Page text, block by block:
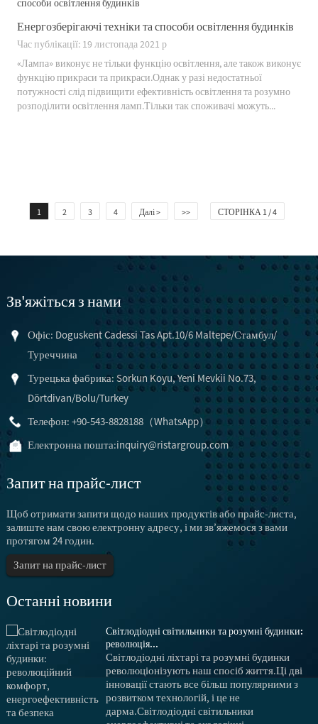
Енергозберігаючі техніки та способи освітлення будинків
Час публікації: 19 листопада 2021 р
«Лампа» виконує не тільки функцію освітлення, але також виконує
функцію прикраси та прикраси.Однак у разі недостатньої
потужності слід підвищити ефективність освітлення та розумно
розподілити освітлення ламп.Тільки так споживачі можуть...
1 2 3 4 Далі > >> СТОРІНКА 1 / 4
Зв'яжіться з нами
Офіс: Doguskent Cadessi Tas Apt.10/6 Maltepe/Стамбул/
Туреччина
Турецька фабрика: Sorkun Koyu, Yeni Mevkii No.73,
Dörtdivan/Bolu/Turkey
Телефон: +90-543-8828188（WhatsApp）
Електронна пошта:inquiry@ristargroup.com
Запит на прайс-лист
Щоб отримати запити щодо наших продуктів або прайс-листа,
залиште нам свою електронну адресу, і ми зв’яжемося з вами
протягом 24 годин.
Запит на прайс-лист
Останні новини
Світлодіодні світильники та розумні будинки:
революція...
Світлодіодні ліхтарі та розумні будинки
революціонізують наш спосіб життя.Ці дві
інновації стають все більш популярними з
розвитком технологій, і це не
дарма.Світлодіодні світильники